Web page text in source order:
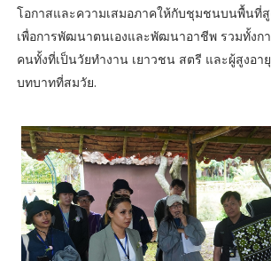
โอกาสและความเสมอภาคให้กับชุมชนบนพื้นที่สู
เพื่อการพัฒนาตนเองและพัฒนาอาชีพ รวมทั้งก
คนทั้งที่เป็นวัยทำงาน เยาวชน สตรี และผู้สูงอา
บทบาทที่สมวัย.